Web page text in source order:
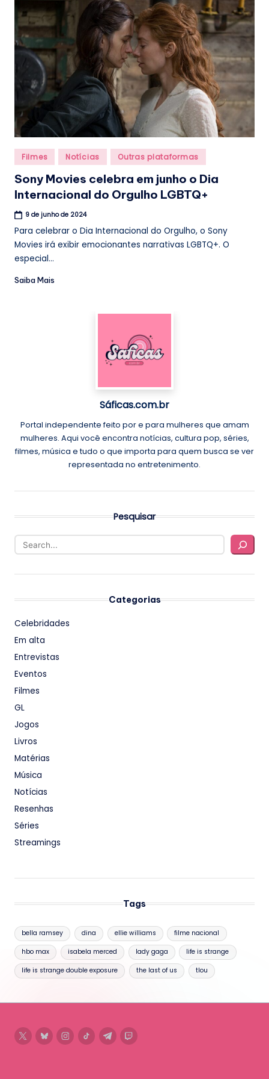
b
r
Posted
in
Filmes Notícias Outras plataformas
Sony Movies celebra em junho o Dia
Internacional do Orgulho LGBTQ+
9 de junho de 2024
Para celebrar o Dia Internacional do Orgulho, o Sony
Movies irá exibir emocionantes narrativas LGBTQ+. O
especial...
Saiba Mais
Sáficas.com.br
Portal independente feito por e para mulheres que amam
mulheres. Aqui você encontra notícias, cultura pop, séries,
filmes, música e tudo o que importa para quem busca se ver
representada no entretenimento.
Pesquisar
Categorias
Celebridades
Em alta
Entrevistas
Eventos
Filmes
GL
Jogos
Livros
Matérias
Música
Notícias
Resenhas
Séries
Streamings
Tags
bella ramsey dina ellie williams filme nacional
hbo max isabela merced lady gaga life is strange
life is strange double exposure the last of us tlou
twitterblueskyinstagram
tiktoktelegram
twitch